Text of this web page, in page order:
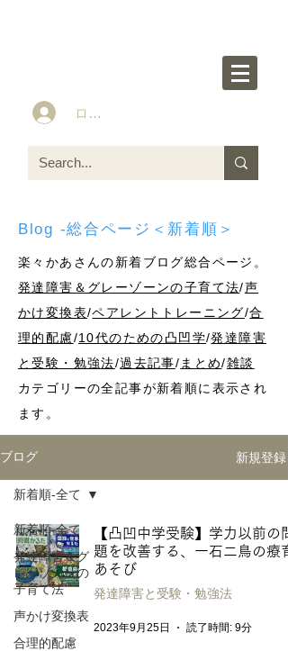
ログイン
Blog -総合ページ＜新着順＞
楽々かあさんの新着ブログ総合ページ。
発達障害＆グレーゾーンの子育て法/声
かけ変換表/ペアレントトレーニング/合
理的配慮/10代のための凸凹学/発達障害
と受験・勉強法/過去記事/ まとめ/雑談
カテゴリーの全記事が新着順に表示され
ます。
ブログ 新規登録
新着順-全て
発達障害＆グ
レーゾーンの
子育て法
声かけ変換表
合理的配慮
新着順-全て
【凸凹中学受験】学力以前の問
題を改善する、一石二鳥の療育
あそび
発達障害と受験・勉強法
2023年9月25日 読了時間: 9分